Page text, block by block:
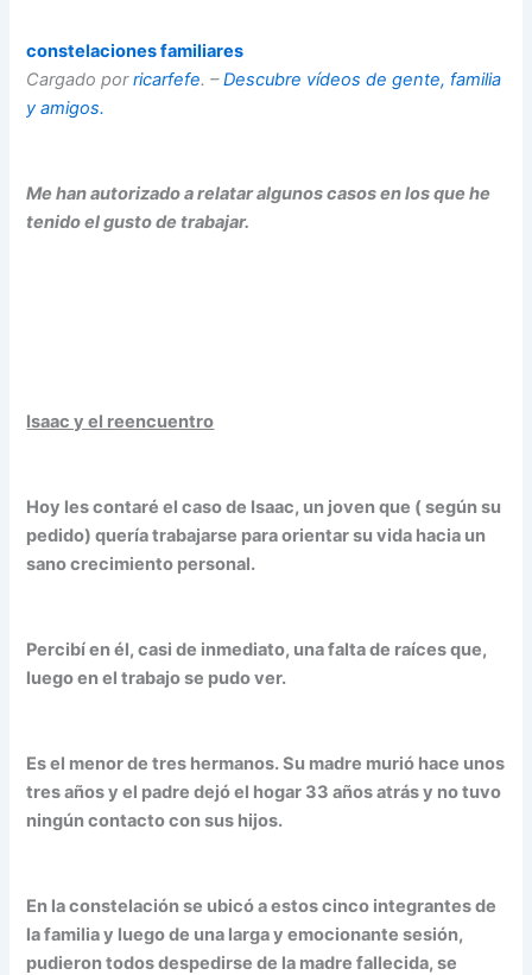
constelaciones familiares
Cargado porricarfefe. –Descubre vídeos de gente, familia
y amigos.
Me han autorizado a relatar algunos casos en los que he
tenido el gusto de trabajar.
Isaac y el reencuentro
Hoy les contaré el caso de Isaac, un joven que ( según su
pedido) quería trabajarse para orientar su vida hacia un
sano crecimiento personal.
Percibí en él, casi de inmediato, una falta de raíces que,
luego en el trabajo se pudo ver.
Es el menor de tres hermanos. Su madre murió hace unos
tres años y el padre dejó el hogar 33 años atrás y no tuvo
ningún contacto con sus hijos.
En la constelación se ubicó a estos cinco integrantes de
la familia y luego de una larga y emocionante sesión,
pudieron todos despedirse de la madre fallecida, se